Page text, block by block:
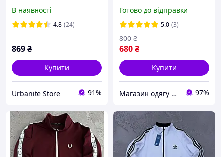
В наявності
4.8 (24)
869₴
Купити
Urbanite Store 91%
осінь унісекс
Готово до відправки
5.0 (3)
680₴
800 ₴
Купити
Магазин одягу та взуття Bootlords 97%